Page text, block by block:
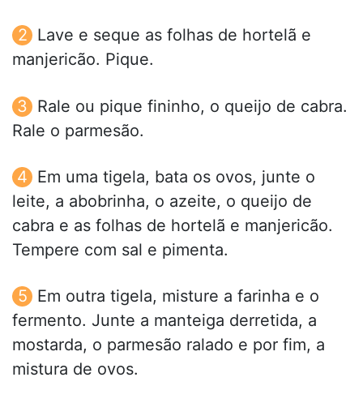
Lave e seque as folhas de hortelã e
manjericão. Pique.
Rale ou pique fininho, o queijo de cabra.
Rale o parmesão.
Em uma tigela, bata os ovos, junte o
leite, a abobrinha, o azeite, o queijo de
cabra e as folhas de hortelã e manjericão.
Tempere com sal e pimenta.
Em outra tigela, misture a farinha e o
fermento. Junte a manteiga derretida, a
mostarda, o parmesão ralado e por fim, a
mistura de ovos.